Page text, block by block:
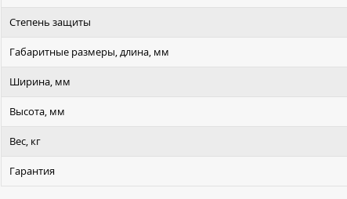
Степень защиты
Габаритные размеры, длина, мм
Ширина, мм
Высота, мм
Вес, кг
Гарантия